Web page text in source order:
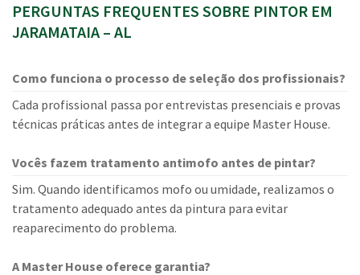
PERGUNTAS FREQUENTES SOBRE PINTOR EM
JARAMATAIA – AL
Como funciona o processo de seleção dos profissionais?
Cada profissional passa por entrevistas presenciais e provas
técnicas práticas antes de integrar a equipe Master House.
Vocês fazem tratamento antimofo antes de pintar?
Sim. Quando identificamos mofo ou umidade, realizamos o
tratamento adequado antes da pintura para evitar
reaparecimento do problema.
A Master House oferece garantia?